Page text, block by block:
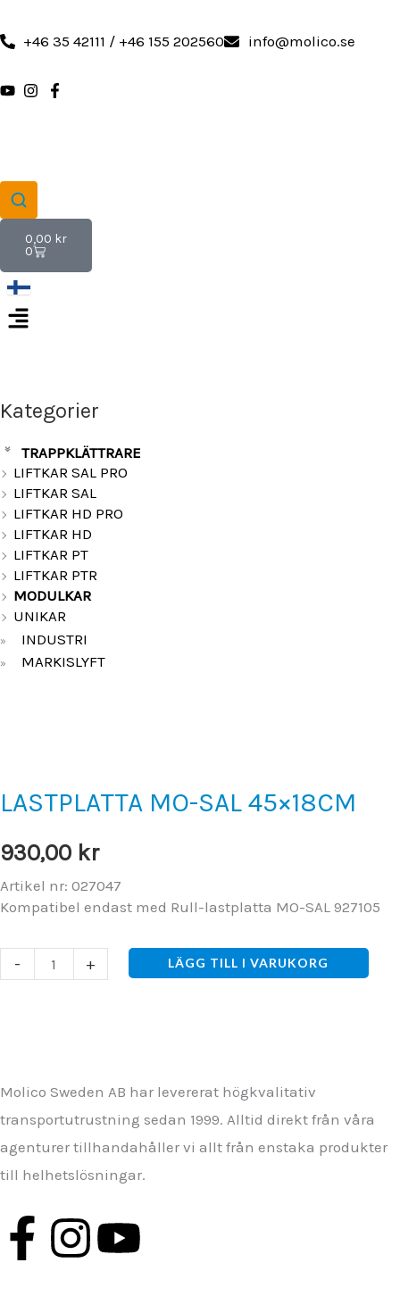
till +46 35 42111 / +46 155 202560 info@molico.se
0,00 kr
0
Varukorg
Kategorier
»
TRAPPKLÄTTRARE
LIFTKAR SAL PRO
LIFTKAR SAL
LIFTKAR HD PRO
LIFTKAR HD
LIFTKAR PT
LIFTKAR PTR
MODULKAR
UNIKAR
» INDUSTRI
» MARKISLYFT
LASTPLATTA MO-SAL 45×18CM
930,00 kr
Artikel nr: 027047
Kompatibel endast med Rull-lastplatta MO-SAL 927105
-
LASTPLATTA
+ LÄGG TILL I VARUKORG
Molico Sweden AB har levererat högkvalitativ
transportutrustning sedan 1999. Alltid direkt från våra
agenturer tillhandahåller vi allt från enstaka produkter
till helhetslösningar.
F
I
Y